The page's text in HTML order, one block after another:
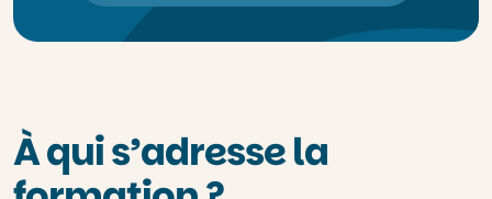
À qui s’adresse la